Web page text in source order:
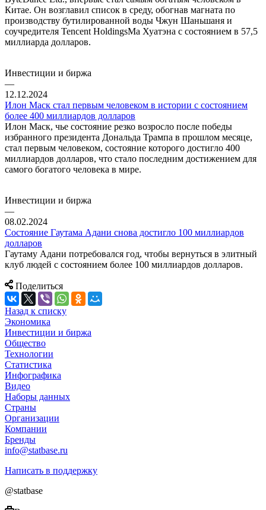
Китае. Он возглавил список в среду, обогнав магната по
производству бутилированной воды Чжун Шаньшаня и
соучредителя Tencent HoldingsМа Хуатэна с состоянием в 57,5
миллиарда долларов.
Инвестиции и биржа
—
12.12.2024
Илон Маск стал первым человеком в истории с состоянием
более 400 миллиардов долларов
Илон Маск, чье состояние резко возросло после победы
избранного президента Дональда Трампа в прошлом месяце,
стал первым человеком, состояние которого достигло 400
миллиардов долларов, что стало последним достижением для
самого богатого человека в мире.
Инвестиции и биржа
—
08.02.2024
Состояние Гаутама Адани снова достигло 100 миллиардов
долларов
Гаутаму Адани потребовался год, чтобы вернуться в элитный
клуб людей с состоянием более 100 миллиардов долларов.
Поделиться
Назад к списку
Экономика
Инвестиции и биржа
Общество
Технологии
Cтатистика
Инфографика
Видео
Наборы данных
Страны
Организации
Компании
Бренды
info@statbase.ru
Написать в поддержку
@statbase